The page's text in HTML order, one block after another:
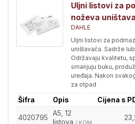
Uljni listovi za
noževa
DAHLE
Uljni listovi za
uništavača. Sadrže
Održavaju kvalitetu,
smanjuju buku,
uređaja. Nakon
za otpad
Šifra Opis Cijena s
4020795
A5, 12
listova / KOM